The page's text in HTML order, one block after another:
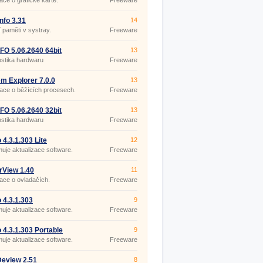
3.31
paměti v systray.
14
Freeware
5.06.2640 64bit
hardwaru
13
Freeware
Explorer 7.0.0
o běžících procesech.
13
Freeware
5.06.2640 32bit
hardwaru
13
Freeware
4.3.1.303 Lite
aktualizace software.
12
Freeware
1.40
o ovladačích.
11
Freeware
4.3.1.303
aktualizace software.
9
Freeware
4.3.1.303 Portable
aktualizace software.
9
Freeware
2.51
8